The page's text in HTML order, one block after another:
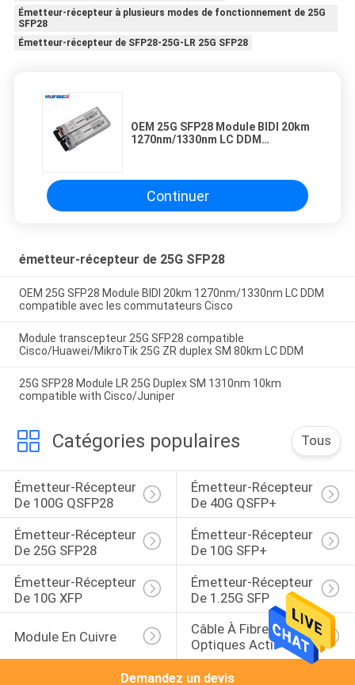
Émetteur-récepteur à plusieurs modes de fonctionnement de 25G
SFP28
Émetteur-récepteur de SFP28-25G-LR 25G SFP28
OEM 25G SFP28 Module BIDI 20km
1270nm/1330nm LC DDM
Continuer
émetteur-récepteur de 25G SFP28
OEM 25G SFP28 Module BIDI 20km 1270nm/1330nm LC DDM
compatible avec les commutateurs Cisco
Module transcepteur 25G SFP28 compatible
Cisco/Huawei/MikroTik 25G ZR duplex SM 80km LC DDM
25G SFP28 Module LR 25G Duplex SM 1310nm 10km
compatible with Cisco/Juniper
Catégories populaires Tous
Émetteur-Récepteur
De 100G QSFP28
Émetteur-Récepteur
De 40G QSFP+
Émetteur-Récepteur
De 25G SFP28
Émetteur-Récepteur
De 10G SFP+
Émetteur-Récepteur
De 10G XFP
Émetteur-Récepteur
De 1.25G SFP
Module En Cuivre
Câble À Fibres
Optiques Actif
Demandez un devis